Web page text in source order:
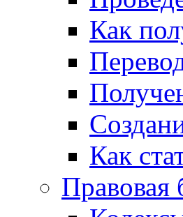
Как
Как
Правовая